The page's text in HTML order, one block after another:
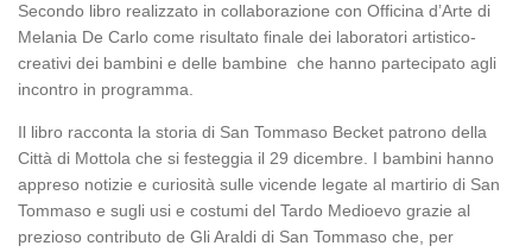
Secondo libro realizzato in collaborazione con Officina d’Arte di
Melania De Carlo come risultato finale dei laboratori artistico-
creativi dei bambini e delle bambine che hanno partecipato agli
incontro in programma.
Il libro racconta la storia di San Tommaso Becket patrono della
Città di Mottola che si festeggia il 29 dicembre. I bambini hanno
appreso notizie e curiosità sulle vicende legate al martirio di San
Tommaso e sugli usi e costumi del Tardo Medioevo grazie al
prezioso contributo de Gli Araldi di San Tommaso che, per